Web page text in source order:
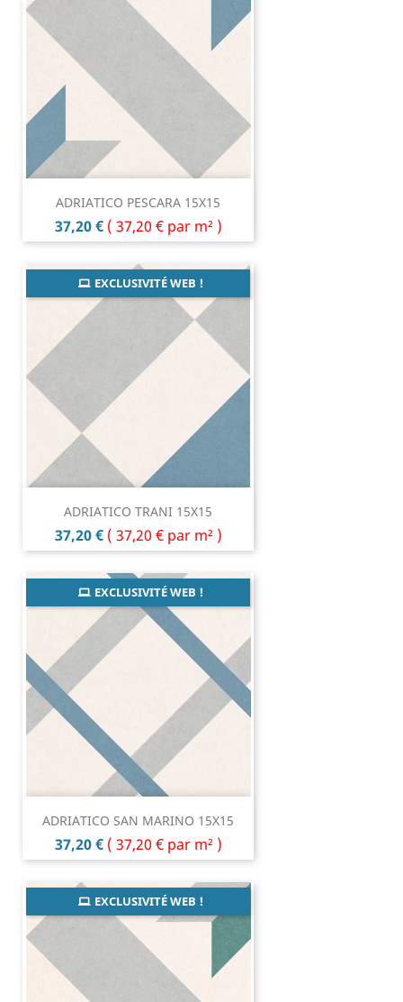
ADRIATICO PESCARA 15X15
Prix
37,20 € ( 37,20 € par m² )
ADRIATICO TRANI 15X15
Prix
37,20 € ( 37,20 € par m² )
EXCLUSIVITÉ WEB !
ADRIATICO SAN MARINO 15X15
Prix
37,20 € ( 37,20 € par m² )
EXCLUSIVITÉ WEB !
EXCLUSIVITÉ WEB !